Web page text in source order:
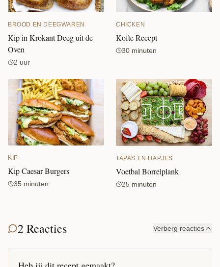
BROOD EN DEEGWAREN
Kip in Krokant Deeg uit de
Oven
2 uur
CHICKEN
Kofte Recept
30 minuten
KIP
Kip Caesar Burgers
35 minuten
TAPAS EN HAPJES
Voetbal Borrelplank
25 minuten
2 Reacties Verberg reacties